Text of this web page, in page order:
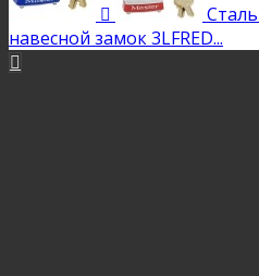

навесной замок 3LFRED...
